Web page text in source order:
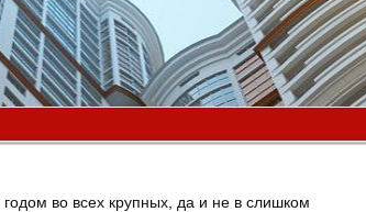
во всех крупных, да и не в слишком